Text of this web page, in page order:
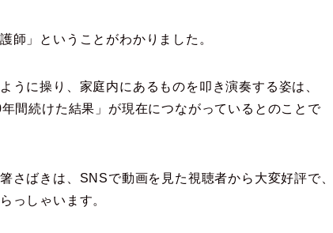
師」ということがわかりました。
うに操り、家庭内にあるものを叩き演奏する姿は、
間続けた結果」が現在につながっているとのことで
さばきは、SNSで動画を見た視聴者から大変好評で、
っしゃいます。